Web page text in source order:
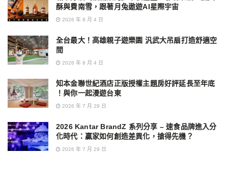
酥與費南雪，跟著月兔遨遊AI星際宇宙
2026 年 8 月 4 日
全台最大！高雄親子遊樂園 汎武大吊扇打造舒適空
間
2026 年 8 月 4 日
知本金聯世紀酒店正版授權主題房好評延長至年底
！與你一起漫遊台東
2026 年 7 月 29 日
2026 Kantar BrandZ 系列分享 – 速食品牌進入分
化時代：贏家如何創造差異化，搶得先機？
2026 年 7 月 29 日